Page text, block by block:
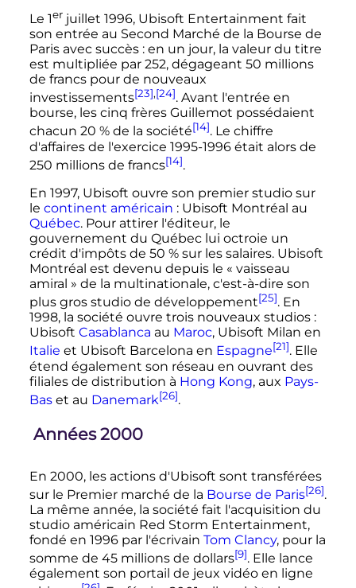
Le 1er juillet 1996, Ubisoft Entertainment fait
son entrée au Second Marché de la Bourse de
Paris avec succès : en un jour, la valeur du titre
est multipliée par 252, dégageant 50 millions
de francs pour de nouveaux
investissements[23],[24]. Avant l'entrée en
bourse, les cinq frères Guillemot possédaient
chacun 20 % de la société[14]. Le chiffre
d'affaires de l'exercice 1995-1996 était alors de
250 millionsde francs[14].
En 1997, Ubisoft ouvre son premier studio sur
le continent américain : Ubisoft Montréal au
Québec. Pour attirer l'éditeur, le
gouvernement du Québec lui octroie un
crédit d'impôts de 50 % sur les salaires. Ubisoft
Montréal est devenu depuis le « vaisseau
amiral » de la multinationale, c'est-à-dire son
plus gros studio de développement[25]. En
1998, la société ouvre trois nouveaux studios :
Ubisoft Casablanca au Maroc, Ubisoft Milan en
Italie et Ubisoft Barcelona en Espagne[21]. Elle
étend également son réseau en ouvrant des
filiales de distribution à Hong Kong, aux Pays-
Baset au Danemark[26].
Années 2000
En 2000, les actions d'Ubisoft sont transférées
sur le Premier marché de la Bourse de Paris[26].
La même année, la société fait l'acquisition du
studio américain Red Storm Entertainment,
fondé en 1996 par l'écrivain Tom Clancy, pour la
somme de 45 millionsde dollars[9]. Elle lance
également son portail de jeux vidéo en ligne